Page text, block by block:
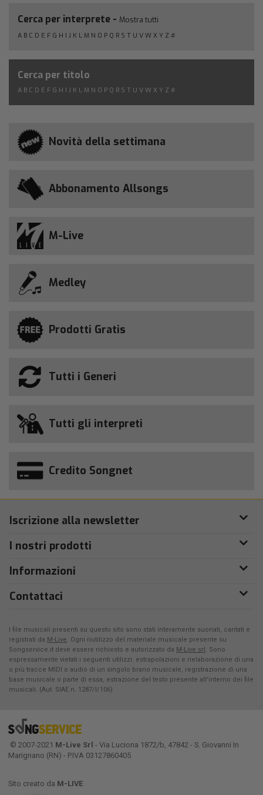
Cerca per interprete - Mostra tutti
A B C D E F G H I J K L M N O P Q R S T U V W X Y Z #
Cerca per titolo
A B C D E F G H I J K L M N O P Q R S T U V W X Y Z #
Novità della settimana
Abbonamento Allsongs
M-Live
Medley
Prodotti Gratis
Tutti i Generi
Tutti gli interpreti
Credito Songnet
Iscrizione alla newsletter
I nostri prodotti
Informazioni
Contattaci
I file musicali presenti su questo sito sono stati interamente suonati, cantati e
registrati da M-Live. Ogni riutilizzo del materiale musicale presente su
Songservice.it deve essere richiesto e autorizzato da M-Live srl. Sono
espressamente vietati i seguenti utilizzi: estrapolazioni e rielaborazione di una
o più tracce MIDI o audio di un singolo brano musicale, registrazione di una
base musicale o parte di essa, estrazione del testo presente all'interno dei file
musicali. (Aut. SIAE n. 1287/I/106)
© 2007-2021 M-Live Srl - Via Luciona 1872/b, 47842 - S. Giovanni In
Marignano (RN) - P.IVA 03127860405
Sito creato da M-LIVE